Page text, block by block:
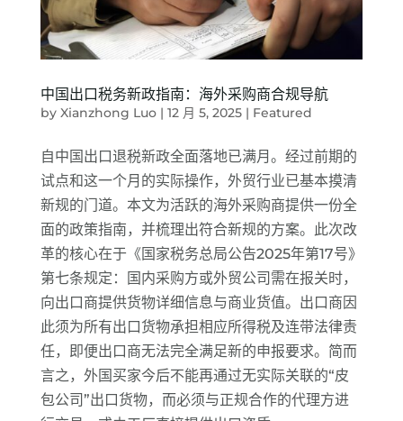
中国出口税务新政指南：海外采购商合规导航
by Xianzhong Luo| 12 月 5, 2025| Featured
自中国出口退税新政全面落地已满月。经过前期的
试点和这一个月的实际操作，外贸行业已基本摸清
新规的门道。本文为活跃的海外采购商提供一份全
面的政策指南，并梳理出符合新规的方案。此次改
革的核心在于《国家税务总局公告2025年第17号》
第七条规定：国内采购方或外贸公司需在报关时，
向出口商提供货物详细信息与商业货值。出口商因
此须为所有出口货物承担相应所得税及连带法律责
任，即便出口商无法完全满足新的申报要求。简而
言之，外国买家今后不能再通过无实际关联的“皮
包公司”出口货物，而必须与正规合作的代理方进